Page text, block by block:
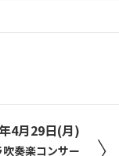
4月29日(月)
奏楽コンサー